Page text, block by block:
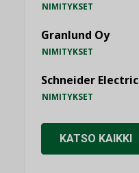
NIMITYKSET
Granlund Oy
NIMITYKSET
Schneider Electric
NIMITYKSET
KATSO KAIKKI